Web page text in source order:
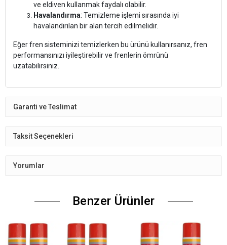
ve eldiven kullanmak faydalı olabilir.
Havalandırma: Temizleme işlemi sırasında iyi
havalandırılan bir alan tercih edilmelidir.
Eğer fren sisteminizi temizlerken bu ürünü kullanırsanız, fren
performansınızı iyileştirebilir ve frenlerin ömrünü
uzatabilirsiniz.
Garanti ve Teslimat
Taksit Seçenekleri
Yorumlar
Benzer Ürünler